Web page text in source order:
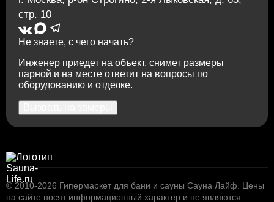
стр. 10
Не знаете, с чего начать?
Инженер приедет на объект, снимет размеры
парной и на месте ответит на вопросы по
оборудованию и отделке.
© 2010-2026 Гипермаркет для бани и сауны Сауна Лайф
Цены
на сайте носят информационный характер и не являются